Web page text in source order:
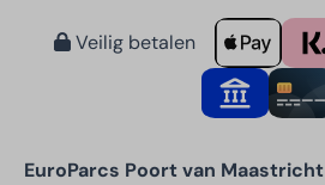
Veilig betalen
EuroParcs Poort van Maastricht